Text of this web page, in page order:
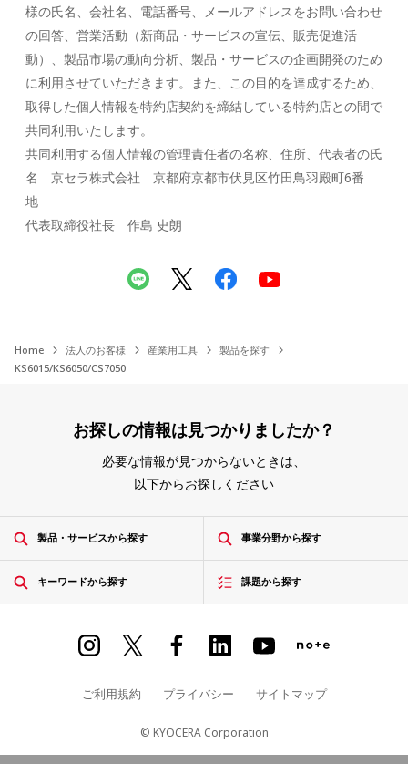
様の氏名、会社名、電話番号、メールアドレスをお問い合わせ
の回答、営業活動（新商品・サービスの宣伝、販売促進活
動）、製品市場の動向分析、製品・サービスの企画開発のため
に利用させていただきます。また、この目的を達成するため、
取得した個人情報を特約店契約を締結している特約店との間で
共同利用いたします。
共同利用する個人情報の管理責任者の名称、住所、代表者の氏
名 京セラ株式会社 京都府京都市伏見区竹田鳥羽殿町6番
地
代表取締役社長 作島 史朗
Home 法人のお客様 産業用工具
製品を探す
KS6015/KS6050/CS7050
お探しの情報は見つかりましたか？
必要な情報が見つからないときは、
以下からお探しください
製品・サービスから探す 事業分野から探す
キーワードから探す 課題から探す
ご利用規約 プライバシー サイトマップ
© KYOCERA Corporation